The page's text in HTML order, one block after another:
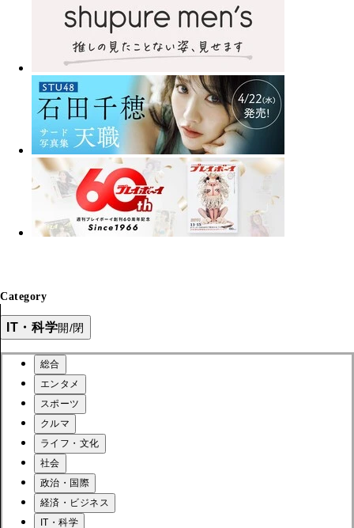
Category
IT・科学開/閉
総合
エンタメ
スポーツ
クルマ
ライフ・文化
社会
政治・国際
経済・ビジネス
IT・科学